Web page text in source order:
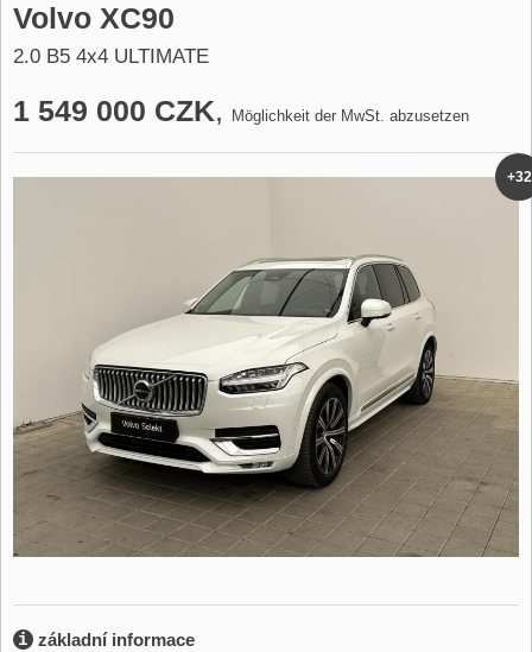
Volvo XC90
2.0 B5 4x4 ULTIMATE
1 549 000 CZK, Möglichkeit der MwSt. abzusetzen
+32
základní informace